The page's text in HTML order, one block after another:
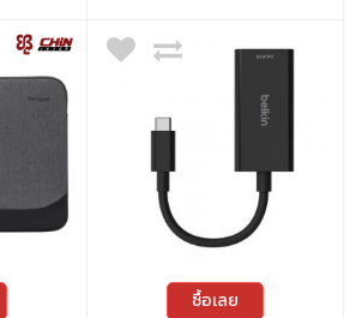
ซื้อเลย